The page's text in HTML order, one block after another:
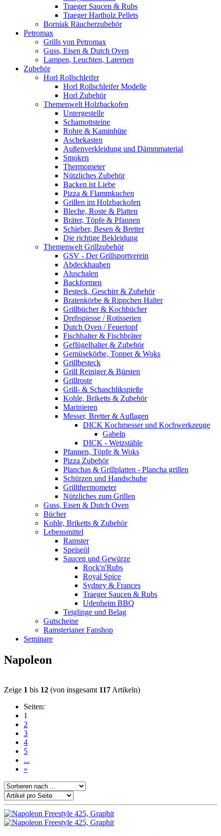
Traeger Saucen & Rubs
Traeger Hartholz Pellets
Borniak Räucherzubehör
Petromax
Grills von Petromax
Guss, Eisen & Dutch Oven
Lampen, Leuchten, Laternen
Zubehör
Horl Rollschleifer
Horl Rollschleifer Modelle
Horl Zubehör
Themenwelt Holzbackofen
Untergestelle
Schamottsteine
Rohre & Kaminhüte
Aschekasten
Außenverkleidung und Dämmmaterial
Smoken
Thermometer
Nützliches Zubehör
Backen ist Liebe
Pizza & Flammkuchen
Grillen im Holzbackofen
Bleche, Roste & Platten
Bräter, Töpfe & Pfannen
Schieber, Besen & Bretter
Die richtige Bekleidung
Themenwelt Grillzubehör
GSV - Der Grillsportverein
Abdeckhauben
Aluschalen
Backformen
Besteck, Geschirr & Zubehör
Bratenkörbe & Rippchen Halter
Grillbücher & Kochbücher
Drehspiesse / Rotisserien
Dutch Oven / Feuertopf
Fischhalter & Fischbräter
Geflügelhalter & Zubehör
Gemüsekörbe, Topper & Woks
Grillbesteck
Grill Reiniger & Bürsten
Grillroste
Grill- & Schaschlikspieße
Kohle, Briketts & Zubehör
Marinieren
Messer, Bretter & Auflagen
DICK Kochmesser und Kochwerkzeuge
Gabeln
DICK - Wetzstähle
Pfannen, Töpfe & Woks
Pizza Zubehör
Planchas & Grillplatten - Plancha grillen
Schürzen und Handschuhe
Grillthermometer
Nützliches zum Grillen
Guss, Eisen & Dutch Oven
Bücher
Kohle, Briketts & Zubehör
Lebensmittel
Ramster
Speiseöl
Saucen und Gewürze
Rock'n'Rubs
Royal Spice
Sydney & Frances
Traeger Saucen & Rubs
Udenheim BBQ
Teiglinge und Belag
Gutscheine
Ramsterianer Fanshop
Seminare
Napoleon
Zeige 1 bis 12 (von insgesamt 117 Artikeln)
Seiten:
1
2
3
4
5
...
»